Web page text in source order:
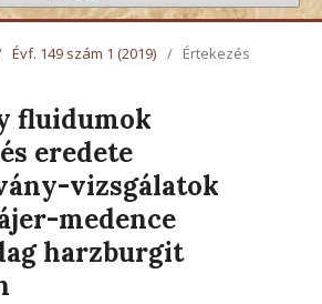
Évf. 149 szám 1 (2019) / Értekezés
fluidumok
eredete
vizsgálatok
medence
harzburgit